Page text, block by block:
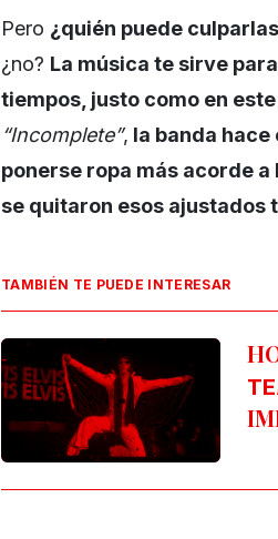
Pero ¿quién puede
¿no? La música te sirve
tiempos, justo como en
“Incomplete”, la banda
ponerse ropa más acorde
se quitaron esos ajustados
TAMBIÉN TE PUEDE INTERESAR